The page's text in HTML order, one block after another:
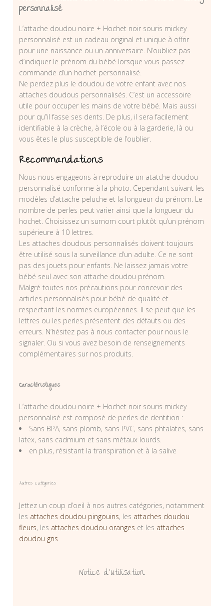
personnalisé
L’attache doudou noire + Hochet noir souris mickey
personnalisé est un cadeau original et unique à offrir
pour une naissance ou un anniversaire. N’oubliez pas
d’indiquer le prénom du bébé lorsque vous passez
commande d’un hochet personnalisé.
Ne perdez plus le doudou de votre enfant avec nos
attaches doudous personnalisés. C’est un accessoire
utile pour occuper les mains de votre bébé. Mais aussi
pour qu”il fasse ses dents. De plus, il sera facilement
identifiable à la crèche, à l’école ou à la garderie, là ou
vous êtes le plus susceptible de l’oublier.
Recommandations
Nous nous engageons à reproduire un atatche doudou
personnalisé conforme à la photo. Cependant suivant les
modèles d’attache peluche et la longueur du prénom. Le
nombre de perles peut varier ainsi que la longueur du
hochet. Choisissez un surnom court plutôt qu’un prénom
supérieure à 10 lettres.
Les attaches doudous personnalisés doivent toujours
être utilisé sous la surveillance d’un adulte. Ce ne sont
pas des jouets pour enfants. Ne laissez jamais votre
bébé seul avec son attache doudou prénom.
Malgré toutes nos précautions pour concevoir des
articles personnalisés pour bébé de qualité et
respectant les normes européennes. Il se peut que les
lettres ou les perles présentent des défauts ou des
erreurs. N’hésitez pas à nous contacter pour nous le
signaler. Ou si vous avez besoin de renseignements
complémentaires sur nos produits.
Caractéristiques
L’attache doudou noire + Hochet noir souris mickey
personnalisé est composé de perles de dentition :
Sans BPA, sans plomb, sans PVC, sans phtalates, sans
latex, sans cadmium et sans métaux lourds.
en plus, résistant la transpiration et à la salive
Autres catégories
Jettez un coup d’oeil à nos autres catégories, notamment
les attaches doudou pingouins, les attaches doudou
fleurs, les attaches doudou oranges et les attaches
doudou gris
Notice d’utilisation